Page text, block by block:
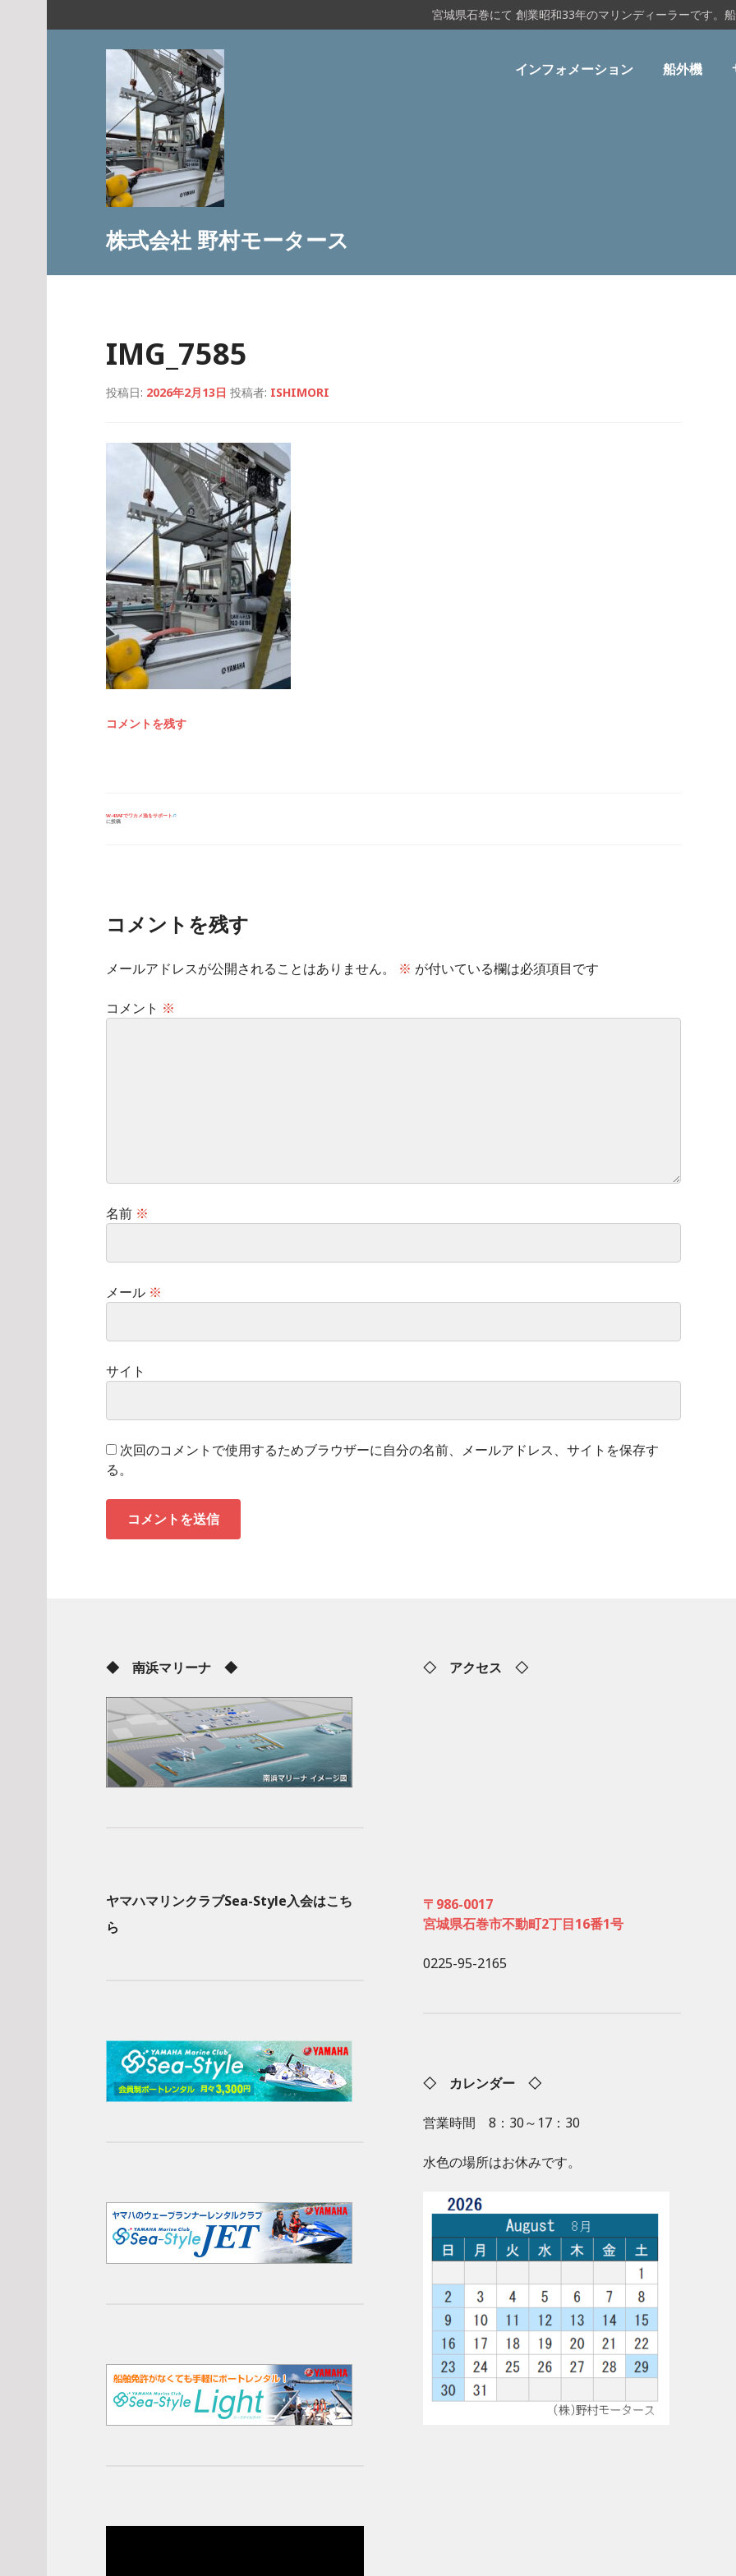
ン
宮城県石巻にて 創業昭和33年のマリンディーラーです。
株式会社 野村モータース
インフォメーション 船外機
IMG_7585
投稿日: 2026年2月13日 投稿者: ISHIMORI
コメントを残す
投
W-43AFでワカメ漁をサポート
に投稿
コメントを残す
メールアドレスが公開されることはありません。 ※ が付いている欄は必須項目です
コメント ※
名前 ※
メール ※
サイト
次回のコメントで使用するためブラウザーに自分の名前、メールアドレス、サイトを保存す
る。
◆ 南浜マリーナ ◆
ヤマハマリンクラブSea-Style入会はこち
ら
◇ アクセス ◇
〒986-0017
宮城県石巻市不動町2丁目16番1号
0225-95-2165
◇ カレンダー ◇
営業時間 8：30～17：30
水色の場所はお休みです。